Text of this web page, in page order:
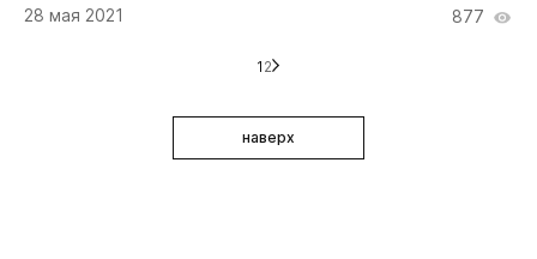
28 мая 2021
877
1 2
наверх